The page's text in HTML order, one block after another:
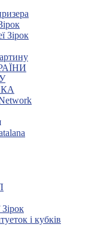
Зірок
і кубків